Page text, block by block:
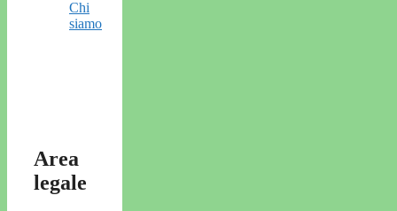
Chi
siamo
Area
legale